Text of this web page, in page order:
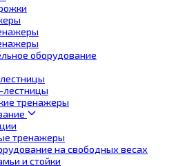
оборудование
тренажеры
тренажеры
на свободных весах
и стойки